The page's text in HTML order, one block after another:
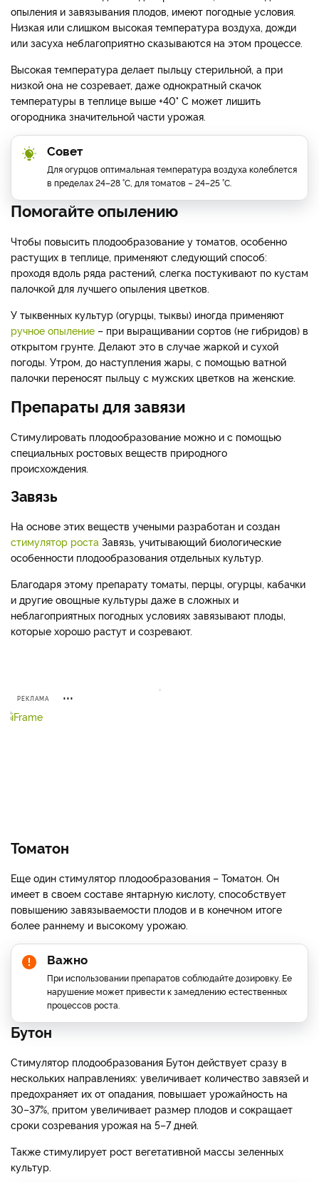
опыления и завязывания плодов, имеют погодные условия.
Низкая или слишком высокая температура воздуха, дожди
или засуха неблагоприятно сказываются на этом процессе.
Высокая температура делает пыльцу стерильной, а при
низкой она не созревает, даже однократный скачок
температуры в теплице выше +40° С может лишить
огородника значительной части урожая.
Совет
Для огурцов оптимальная температура воздуха колеблется
в пределах 24–28 °С, для томатов – 24–25 °С.
Помогайте опылению
Чтобы повысить плодообразование у томатов, особенно
растущих в теплице, применяют следующий способ:
проходя вдоль ряда растений, слегка постукивают по кустам
палочкой для лучшего опыления цветков.
У тыквенных культур (огурцы, тыквы) иногда применяют
ручное опыление – при выращивании сортов (не гибридов) в
открытом грунте. Делают это в случае жаркой и сухой
погоды. Утром, до наступления жары, с помощью ватной
палочки переносят пыльцу с мужских цветков на женские.
Препараты для завязи
Стимулировать плодообразование можно и с помощью
специальных ростовых веществ природного
происхождения.
Завязь
На основе этих веществ учеными разработан и создан
стимулятор роста Завязь, учитывающий биологические
особенности плодообразования отдельных культур.
Благодаря этому препарату томаты, перцы, огурцы, кабачки
и другие овощные культуры даже в сложных и
неблагоприятных погодных условиях завязывают плоды,
которые хорошо растут и созревают.
РЕКЛАМА
Томатон
Еще один стимулятор плодообразования – Томатон. Он
имеет в своем составе янтарную кислоту, способствует
повышению завязываемости плодов и в конечном итоге
более раннему и высокому урожаю.
Важно
При использовании препаратов соблюдайте дозировку. Ее
нарушение может привести к замедлению естественных
процессов роста.
Бутон
Стимулятор плодообразования Бутон действует сразу в
нескольких направлениях: увеличивает количество завязей и
предохраняет их от опадания, повышает урожайность на
30–37%, притом увеличивает размер плодов и сокращает
сроки созревания урожая на 5–7 дней.
Также стимулирует рост вегетативной массы зеленных
культур.